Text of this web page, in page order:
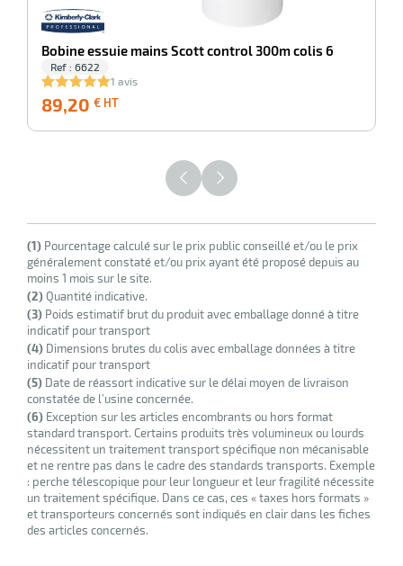
Bobine essuie mains Scott control 300m colis 6
Ref : 6622
1 avis
89,20 € HT
HT
(1) Pourcentage calculé sur le prix public conseillé et/ou le prix
généralement constaté et/ou prix ayant été proposé depuis au
moins 1 mois sur le site.
(2)Quantité indicative.
(3) Poids estimatif brut du produit avec emballage donné à titre
indicatif pour transport
(4) Dimensions brutes du colis avec emballage données à titre
indicatif pour transport
(5) Date de réassort indicative sur le délai moyen de livraison
constatée de l’usine concernée.
(6) Exception sur les articles encombrants ou hors format
standard transport. Certains produits très volumineux ou lourds
nécessitent un traitement transport spécifique non mécanisable
et ne rentre pas dans le cadre des standards transports. Exemple
: perche télescopique pour leur longueur et leur fragilité nécessite
un traitement spécifique. Dans ce cas, ces « taxes hors formats »
et transporteurs concernés sont indiqués en clair dans les fiches
des articles concernés.